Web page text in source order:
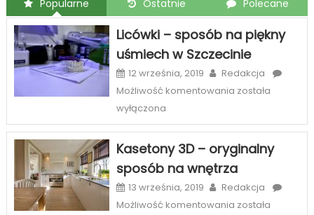
Popularne Ostatnie Polecane
Licówki – sposób na piękny
uśmiech w Szczecinie
12 września, 2019
Redakcja
Możliwość komentowania Licówki
sposób
piękny
uśmiech
w
Szczecinie
została
wyłączona
Kasetony 3D – oryginalny
sposób na wnętrza
13 września, 2019
Redakcja
Możliwość komentowania Kasetony
została